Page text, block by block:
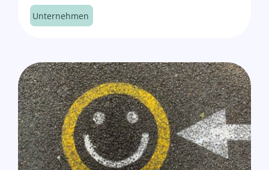
Unternehmen